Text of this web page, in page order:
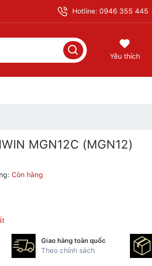
Hotline: 0946 355 445
Yêu thích
MGN12C (MGN12)
Còn hàng
Giao hàng toàn quốc
Theo chính sách